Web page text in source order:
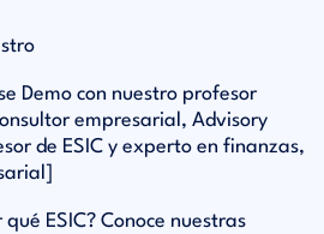
Demo con nuestro profesor
empresarial, Advisory
de ESIC y experto en finanzas,
qué ESIC? Conoce nuestras